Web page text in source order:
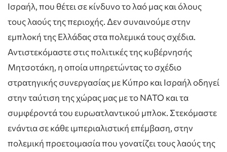
Ισραήλ, που θέτει σε κίνδυνο το λαό μας και όλους
τους λαούς της περιοχής. Δεν συναινούμε στην
εμπλοκή της Ελλάδας στα πολεμικά τους σχέδια.
Αντιστεκόμαστε στις πολιτικές της κυβέρνησής
Μητσοτάκη, η οποία υπηρετώντας το σχέδιο
στρατηγικής συνεργασίας με Κύπρο και Ισραήλ οδηγεί
στην ταύτιση της χώρας μας με το ΝΑΤΟ και τα
συμφέροντά του ευρωατλαντικού μπλοκ. Στεκόμαστε
ενάντια σε κάθε ιμπεριαλιστική επέμβαση, στην
πολεμική προετοιμασία που γονατίζει τους λαούς της